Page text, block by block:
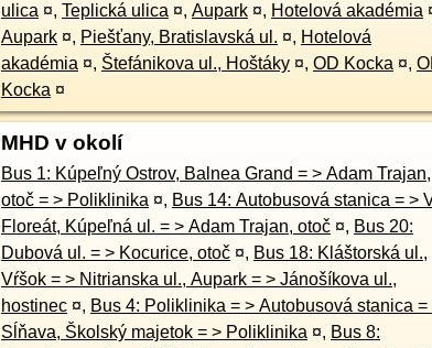
ulica ¤, Teplická ulica ¤, Aupark ¤, Hotelová akadémia
Aupark ¤, Piešťany, Bratislavská ul. ¤, Hotelová
akadémia ¤, Štefánikova ul., Hoštáky ¤, OD Kocka ¤,
Kocka ¤
MHD v okolí
Bus 1: Kúpeľný Ostrov, Balnea Grand = > Adam Trajan,
otoč = > Poliklinika ¤, Bus 14: Autobusová stanica = > V.
Floreát, Kúpeľná ul. = > Adam Trajan, otoč ¤, Bus 20:
Dubová ul. = > Kocurice, otoč ¤, Bus 18: Kláštorská ul.,
Vŕšok = > Nitrianska ul., Aupark = > Jánošíkova ul.,
hostinec ¤, Bus 4: Poliklinika = > Autobusová stanica = >
Sĺňava, Školský majetok = > Poliklinika ¤, Bus 8: